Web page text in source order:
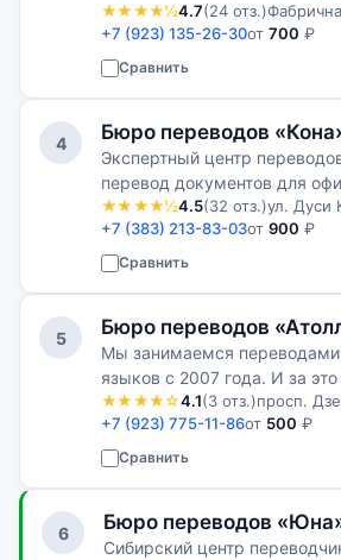
просто переводим, а
подход к каждому клиенту.
★★★★½4.7(24 отз.)
+7 (923) 135-26-30от 700 ₽
Сравнить
4 Бюро переводов
Экспертный центр
перевод документов для
использования в России и
★★★★½4.5(32 отз.)ул. Дуси
+7 (383) 213-83-03от 900 ₽
Сравнить
5 Бюро переводов
Мы занимаемся переводами
языков с 2007 года. И за
большой опыт работы как с
переводами различной
сложности, так и в
★★★★☆4.1(3 отз.)просп.
+7 (923) 775-11-86от 500 ₽
Сравнить
6 Бюро переводов
Сибирский центр